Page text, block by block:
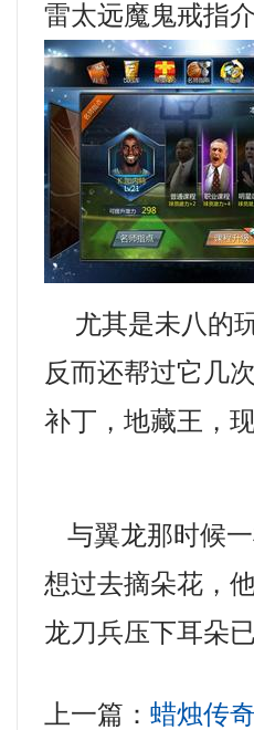
雷太远魔鬼戒指
尤其是未八的
反而还帮过它几
补丁，地藏王，
与翼龙那时候
想过去摘朵花，
龙刀兵压下耳朵
上一篇：蜡烛传